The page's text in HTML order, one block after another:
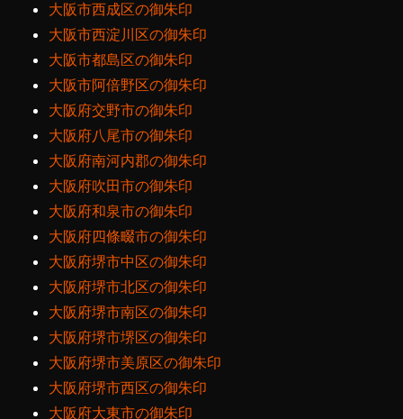
大阪市西成区の御朱印
大阪市西淀川区の御朱印
大阪市都島区の御朱印
大阪市阿倍野区の御朱印
大阪府交野市の御朱印
大阪府八尾市の御朱印
大阪府南河内郡の御朱印
大阪府吹田市の御朱印
大阪府和泉市の御朱印
大阪府四條畷市の御朱印
大阪府堺市中区の御朱印
大阪府堺市北区の御朱印
大阪府堺市南区の御朱印
大阪府堺市堺区の御朱印
大阪府堺市美原区の御朱印
大阪府堺市西区の御朱印
大阪府大東市の御朱印